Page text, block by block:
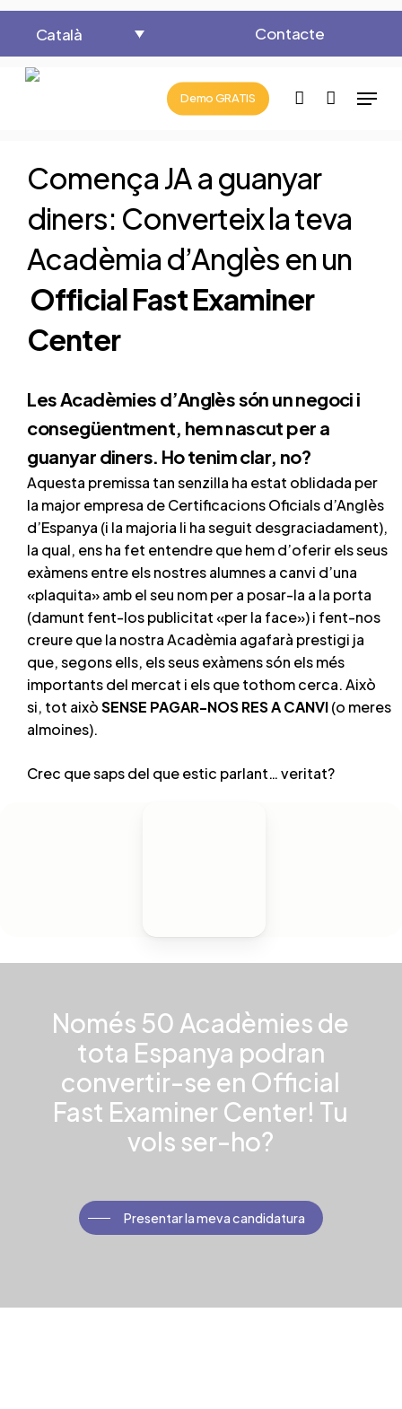
Skip
main
Català Contacte
Demo GRATIS accountMenu
Cart Cart
Comença JA a guanyar
diners: Converteix la teva
Acadèmia d’Anglès en un
Official Fast Examiner
Center
Les Acadèmies d’Anglès són un negoci i
consegüentment, hem nascut per a
guanyar diners. Ho tenim clar, no?
Aquesta premissa tan senzilla ha estat oblidada per
la major empresa de Certificacions Oficials d’Anglès
d’Espanya (i la majoria li ha seguit desgraciadament),
la qual, ens ha fet entendre que hem d’oferir els seus
exàmens entre els nostres alumnes a canvi d’una
«plaquita» amb el seu nom per a posar-la a la porta
(damunt fent-los publicitat «per la face») i fent-nos
creure que la nostra Acadèmia agafarà prestigi ja
que, segons ells, els seus exàmens són els més
importants del mercat i els que tothom cerca. Això
si, tot aixòSENSE PAGAR-NOS RES A CANVI(o meres
almoines).
Crec que saps del que estic parlant… veritat?
Només 50 Acadèmies de
tota Espanya podran
convertir-se en Official
Fast Examiner Center! Tu
vols ser-ho?
Presentar la meva candidatura